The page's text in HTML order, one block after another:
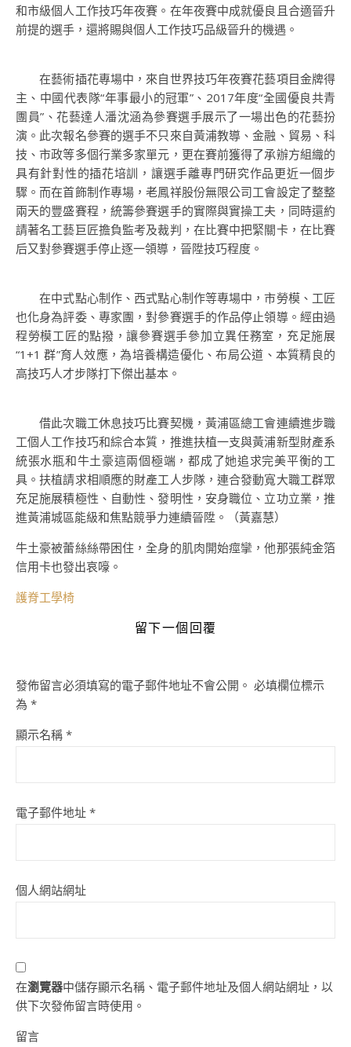
和市級個人工作技巧年夜賽。在年夜賽中成就優良且合適晉升
前提的選手，還將賜與個人工作技巧品級晉升的機遇。
在藝術插花專場中，來自世界技巧年夜賽花藝項目金牌得
主、中國代表隊“年事最小的冠軍”、2017年度“全國優良共青
團員”、花藝達人潘沈涵為參賽選手展示了一場出色的花藝扮
演。此次報名參賽的選手不只來自黃浦教導、金融、貿易、科
技、市政等多個行業多家單元，更在賽前獲得了承辦方組織的
具有針對性的插花培訓，讓選手離專門研究作品更近一個步
驟。而在首飾制作專場，老鳳祥股份無限公司工會設定了整整
兩天的豐盛賽程，統籌參賽選手的實際與實操工夫，同時還約
請著名工藝巨匠擔負監考及裁判，在比賽中把緊關卡，在比賽
后又對參賽選手停止逐一領導，晉陞技巧程度。
在中式點心制作、西式點心制作等專場中，市勞模、工匠
也化身為評委、專家團，對參賽選手的作品停止領導。經由過
程勞模工匠的點撥，讓參賽選手參加立異任務室，充足施展
“1+1 群”育人效應，為培養構造優化、布局公道、本質精良的
高技巧人才步隊打下傑出基本。
借此次職工休息技巧比賽契機，黃浦區總工會連續進步職
工個人工作技巧和綜合本質，推進扶植一支與黃浦新型財產系
統張水瓶和牛土豪這兩個極端，都成了她追求完美平衡的工
具。扶植請求相順應的財產工人步隊，連合發動寬大職工群眾
充足施展積極性、自動性、發明性，安身職位、立功立業，推
進黃浦城區能級和焦點競爭力連續晉陞。（黃嘉慧）
牛土豪被蕾絲絲帶困住，全身的肌肉開始痙攣，他那張純金箔
信用卡也發出哀嚎。
護脊工學椅
留下一個回覆
發佈留言必須填寫的電子郵件地址不會公開。 必填欄位標示
為 *
顯示名稱 *
電子郵件地址 *
個人網站網址
在瀏覽器中儲存顯示名稱、電子郵件地址及個人網站網址，以
供下次發佈留言時使用。
留言